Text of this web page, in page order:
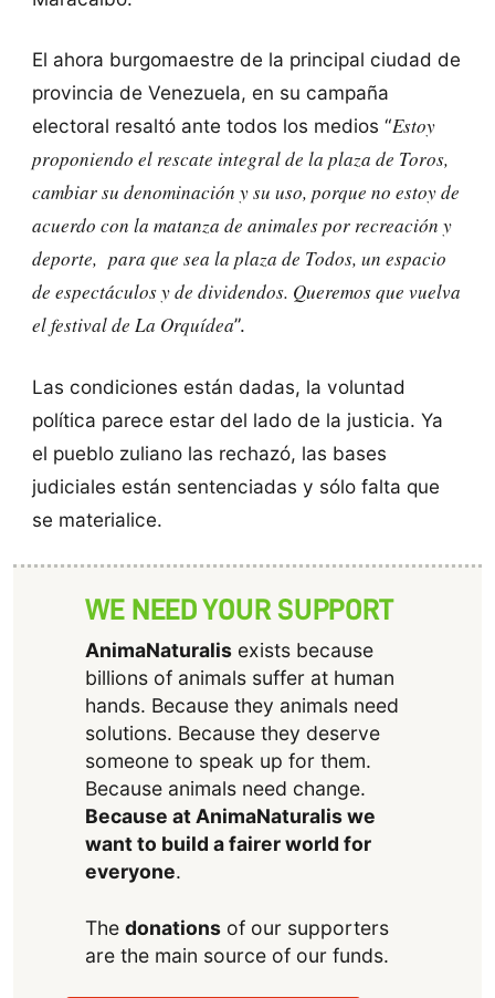
El ahora burgomaestre de la principal ciudad de
provincia de Venezuela, en su campaña
electoral resaltó ante todos los medios “Estoy
proponiendo el rescate integral de la plaza de Toros,
cambiar su denominación y su uso, porque no estoy de
acuerdo con la matanza de animales por recreación y
deporte, para que sea la plaza de Todos, un espacio
de espectáculos y de dividendos. Queremos que vuelva
el festival de La Orquídea”.
Las condiciones están dadas, la voluntad
política parece estar del lado de la justicia. Ya
el pueblo zuliano las rechazó, las bases
judiciales están sentenciadas y sólo falta que
se materialice.
WE NEED YOUR SUPPORT
AnimaNaturalisexists because
billions of animals suffer at human
hands. Because they animals need
solutions. Because they deserve
someone to speak up for them.
Because animals need change.
Because at AnimaNaturalis we
want to build a fairer world for
everyone.
The donationsof our supporters
are the main source of our funds.